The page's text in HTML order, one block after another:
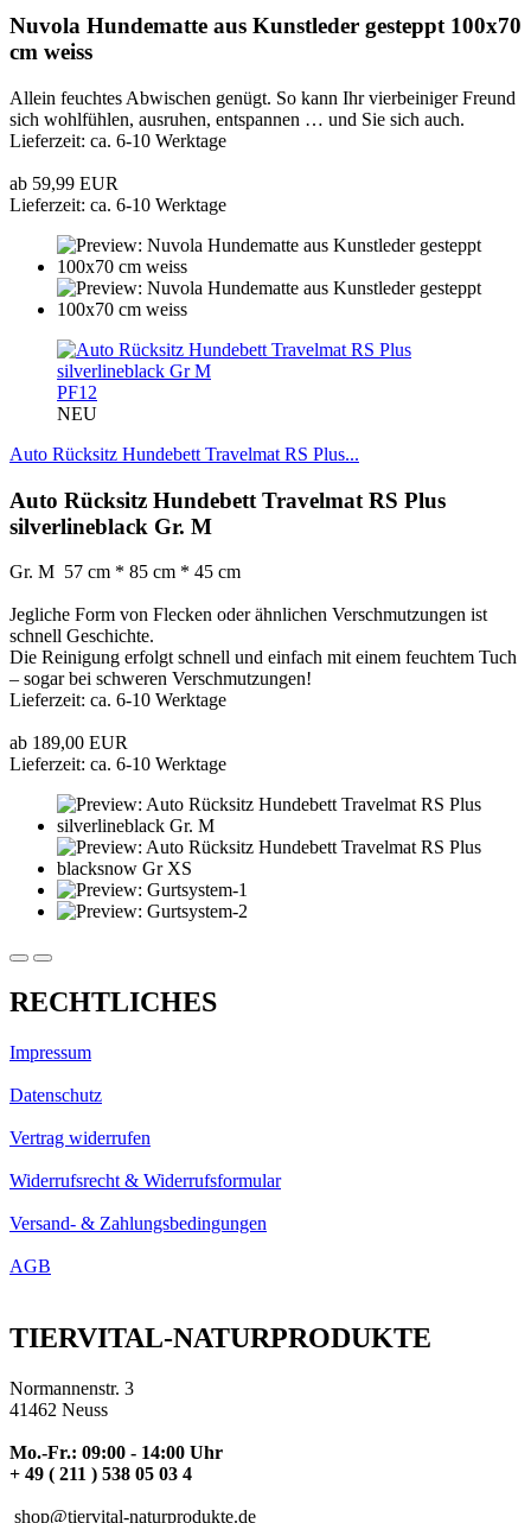
Nuvola Hundematte aus Kunstleder gesteppt 100x70
cm weiss
Allein feuchtes Abwischen genügt. So kann Ihr vierbeiniger Freund
sich wohlfühlen, ausruhen, entspannen … und Sie sich auch.
Lieferzeit: ca. 6-10 Werktage
ab 59,99 EUR
Lieferzeit: ca. 6-10 Werktage
PF12
NEU
Auto Rücksitz Hundebett Travelmat RS Plus...
Auto Rücksitz Hundebett Travelmat RS Plus
silverlineblack Gr. M
Gr. M 57 cm * 85 cm * 45 cm
Jegliche Form von Flecken oder ähnlichen Verschmutzungen ist
schnell Geschichte.
Die Reinigung erfolgt schnell und einfach mit einem feuchtem Tuch
– sogar bei schweren Verschmutzungen!
Lieferzeit: ca. 6-10 Werktage
ab 189,00 EUR
Lieferzeit: ca. 6-10 Werktage
RECHTLICHES
Impressum
Datenschutz
Vertrag widerrufen
Widerrufsrecht & Widerrufsformular
Versand- & Zahlungsbedingungen
AGB
TIERVITAL-NATURPRODUKTE
Normannenstr. 3
41462 Neuss
Mo.-Fr.: 09:00 - 14:00 Uhr
+ 49 ( 211 ) 538 05 03 4
shop@tiervital-naturprodukte.de